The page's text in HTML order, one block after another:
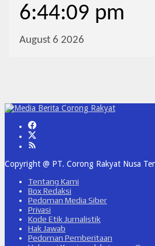
Copyright @ PT. Corong Rakyat Nusa
Tentang Kami
Box Redaksi
Pedoman Media Siber
Privasi
Kode Etik Jurnalistik
Hak Jawab
Pedoman Pemberitaan